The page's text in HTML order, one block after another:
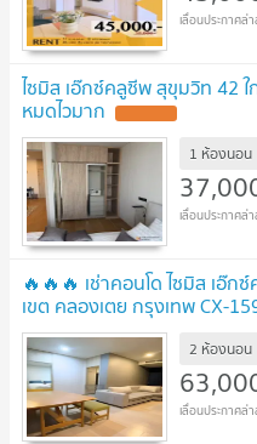
ไซมิส เอ๊กซ์คลูซีพ สุขุมวิท 42
หมดไวมาก
1 ห้องนอน
🔥🔥🔥 เช่าคอนโด ไซมิส เอ๊ก
เขต คลองเตย กรุงเทพ CX-
@connexproperty ตอบทันที
2 ห้องนอน